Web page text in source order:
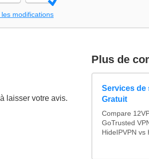
les modifications
laisser votre avis.
Plus de
Services de
Gratuit
Compare
GoTrusted
HideIPVPN vs